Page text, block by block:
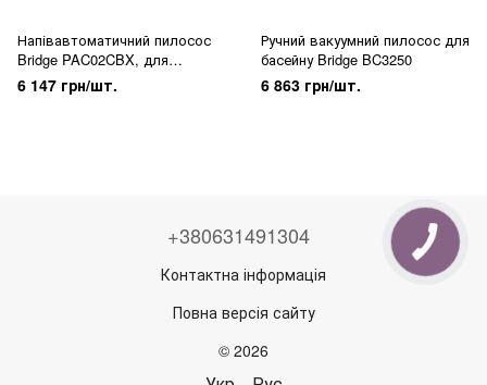
Напівавтоматичний пилосос
Bridge PAC02CBX, для
басейну, з дефлектором
6 147 грн/шт.
Ручний вакуумний пилосос для
басейну Bridge BC3250
6 863 грн/шт.
+380631491304
Контактна інформація
Повна версія сайту
© 2026